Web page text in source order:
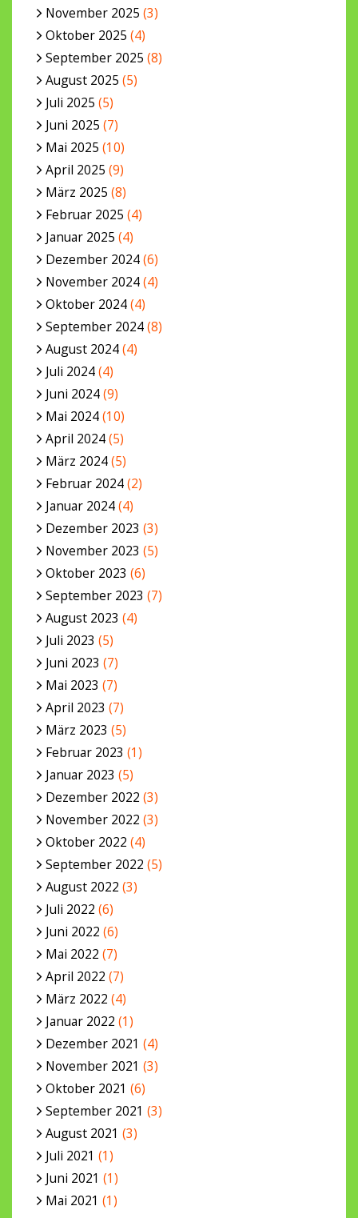
November 2025 (3)
Oktober 2025 (4)
September 2025 (8)
August 2025 (5)
Juli 2025 (5)
Juni 2025 (7)
Mai 2025 (10)
April 2025 (9)
März 2025 (8)
Februar 2025 (4)
Januar 2025 (4)
Dezember 2024(6)
November 2024(4)
Oktober 2024(4)
September 2024(8)
August 2024(4)
Juli 2024(4)
Juni 2024(9)
Mai 2024(10)
April 2024(5)
März 2024(5)
Februar 2024(2)
Januar 2024(4)
Dezember 2023 (3)
November 2023 (5)
Oktober 2023 (6)
September 2023 (7)
August 2023 (4)
Juli 2023 (5)
Juni 2023 (7)
Mai 2023 (7)
April 2023 (7)
März 2023 (5)
Februar 2023 (1)
Januar 2023 (5)
Dezember 2022 (3)
November 2022 (3)
Oktober 2022 (4)
September 2022 (5)
August 2022 (3)
Juli 2022 (6)
Juni 2022 (6)
Mai 2022 (7)
April 2022 (7)
März 2022 (4)
Januar 2022 (1)
Dezember 2021 (4)
November 2021 (3)
Oktober 2021 (6)
September 2021 (3)
August 2021 (3)
Juli 2021 (1)
Juni 2021 (1)
Mai 2021 (1)